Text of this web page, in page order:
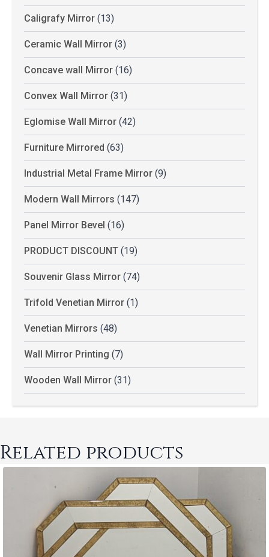
Caligrafy Mirror (13)
Ceramic Wall Mirror (3)
Concave wall Mirror (16)
Convex Wall Mirror (31)
Eglomise Wall Mirror (42)
Furniture Mirrored (63)
Industrial Metal Frame Mirror (9)
Modern Wall Mirrors (147)
Panel Mirror Bevel (16)
PRODUCT DISCOUNT (19)
Souvenir Glass Mirror (74)
Trifold Venetian Mirror (1)
Venetian Mirrors (48)
Wall Mirror Printing (7)
Wooden Wall Mirror (31)
Related products